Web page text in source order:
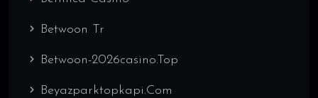
Betwoon Tr
Betwoon-2026casino.top
Beyazparktopkapi.com